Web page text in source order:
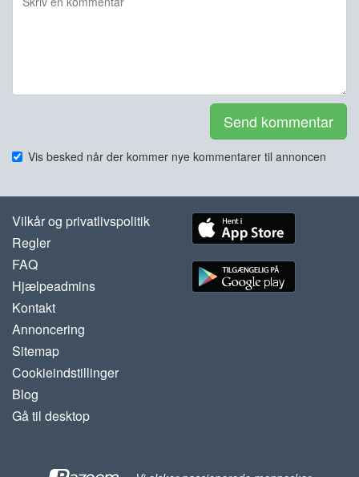
Send kommentar
Vis besked når der kommer nye kommentarer til annoncen
Vilkår og privatlivspolitik
Regler
FAQ
Hjælpeadmins
Kontakt
Annoncering
Sitemap
Cookieindstillinger
Blog
Gå til desktop